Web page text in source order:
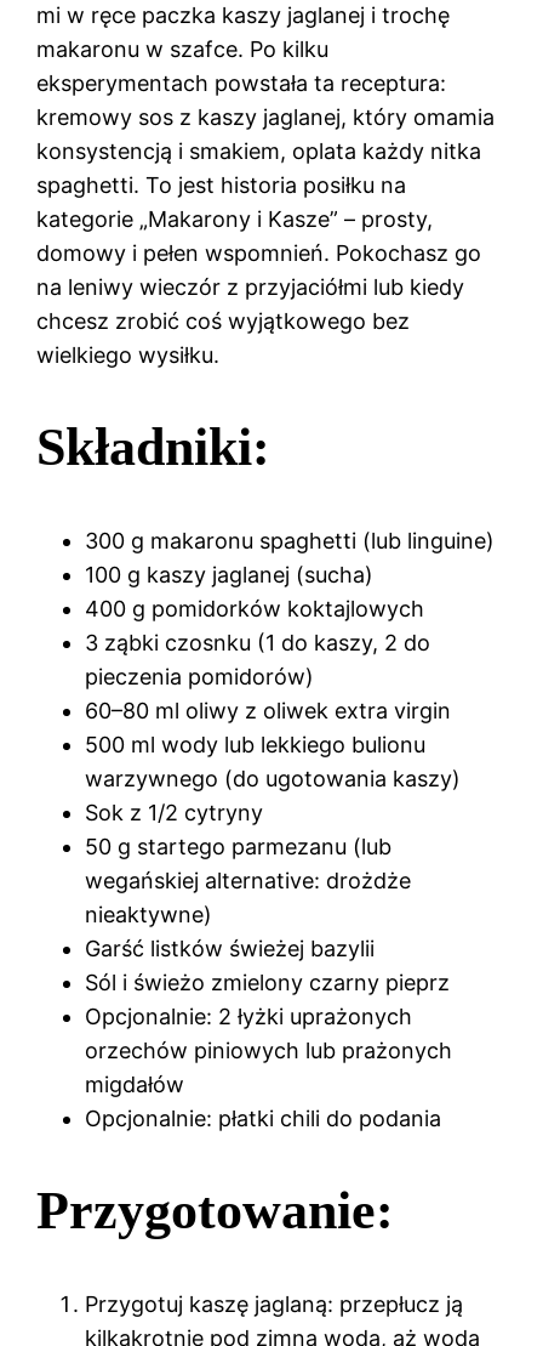
mi w ręce paczka kaszy jaglanej i trochę
makaronu w szafce. Po kilku
eksperymentach powstała ta receptura:
kremowy sos z kaszy jaglanej, który omamia
konsystencją i smakiem, oplata każdy nitka
spaghetti. To jest historia posiłku na
kategorie „Makarony i Kasze” – prosty,
domowy i pełen wspomnień. Pokochasz go
na leniwy wieczór z przyjaciółmi lub kiedy
chcesz zrobić coś wyjątkowego bez
wielkiego wysiłku.
Składniki:
300 g makaronu spaghetti (lub linguine)
100 g kaszy jaglanej (sucha)
400 g pomidorków koktajlowych
3 ząbki czosnku (1 do kaszy, 2 do
pieczenia pomidorów)
60–80 ml oliwy z oliwek extra virgin
500 ml wody lub lekkiego bulionu
warzywnego (do ugotowania kaszy)
Sok z 1/2 cytryny
50 g startego parmezanu (lub
wegańskiej alternative: drożdże
nieaktywne)
Garść listków świeżej bazylii
Sól i świeżo zmielony czarny pieprz
Opcjonalnie: 2 łyżki uprażonych
orzechów piniowych lub prażonych
migdałów
Opcjonalnie: płatki chili do podania
Przygotowanie:
Przygotuj kaszę jaglaną: przepłucz ją
kilkakrotnie pod zimną wodą, aż woda